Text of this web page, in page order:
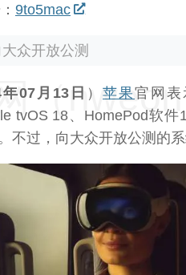
9to5mac
众开放公测
07月13日 ） 苹果官网表
tvOS 18、HomePod软
不过，向大众开放公测的
（